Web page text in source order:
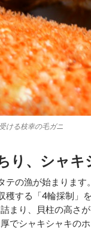
ける枝幸の毛ガニ
り、シャ
の漁が始まりま
穫する「4輪採制」
まり、貝柱の高さ
でシャキシャキの